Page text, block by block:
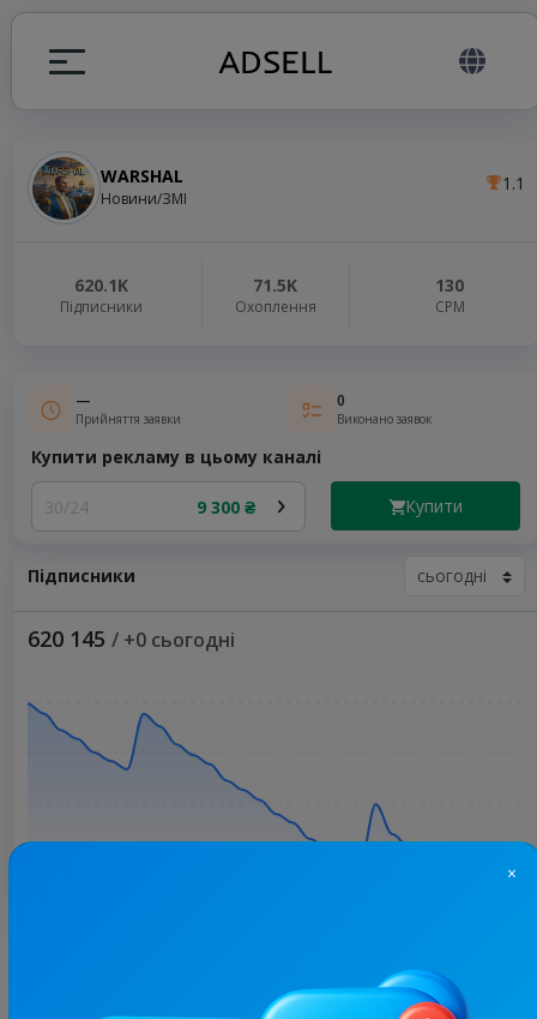
WARSHAL
Новини/ЗМІ
1.1
620.1K
Підписники
71.5K
Охоплення
130
СРМ
—
Прийняття заявки
0
Виконано заявок
Купити рекламу в цьому каналі
30/24 9 300 ₴ Купити
Підписники
620 145 / +0 сьогодні
Більше статистики
×